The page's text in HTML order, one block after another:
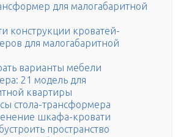
для малогабаритной
конструкции кроватей-
для малогабаритной
варианты мебели
21 модель для
квартиры
стола-трансформера
шкафа-кровати
пространство